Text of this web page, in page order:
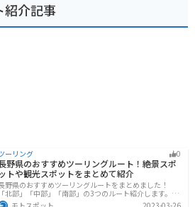
イクでのツーリングにも最適です。ただし、道幅
区間もあるため、走行には注意が必要です。 中辺
には、国の重要文化財に指定されている「継桜王
紹介記事
ーリング 0
野県のおすすめツーリングルート！絶景スポ
ットや観光スポットをまとめて紹介
野県のおすすめツーリングルートをまとめました！
「北部」「中部」「南部」の3つのルート紹介します。諏
湖やビーナスラインのような全国でも有名なツーリン